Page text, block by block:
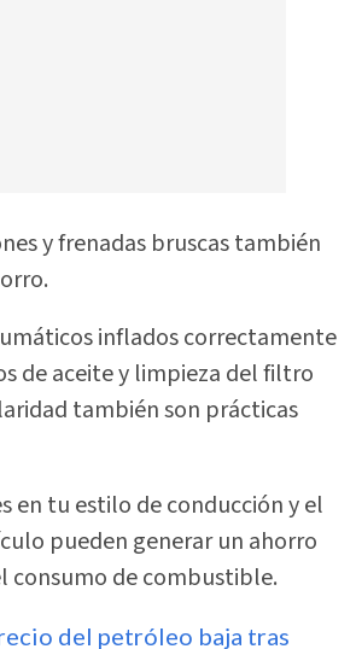
y frenadas bruscas también
inflados correctamente
de aceite y limpieza del filtro
también son prácticas
en tu estilo de conducción y el
pueden generar un ahorro
consumo de combustible.
del petróleo baja tras